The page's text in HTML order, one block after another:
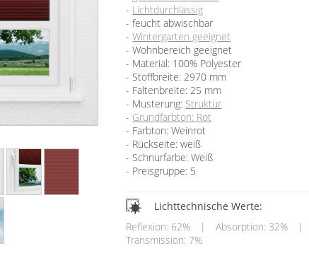
Lichtdurchlässig
feucht abwischbar
Wintergarten geeignet
Wohnbereich geeignet
Material: 100% Polyester
Stoffbreite: 2970 mm
Faltenbreite: 25 mm
Musterung: Struktur
Grundfarbton: Rot
Farbton: Weinrot
Rückseite: weiß
Schnurfarbe: Weiß
Preisgruppe: 5
Lichttechnische Werte:
Reflexion: 62%
| Absorption: 32%
|
Transmission: 7%